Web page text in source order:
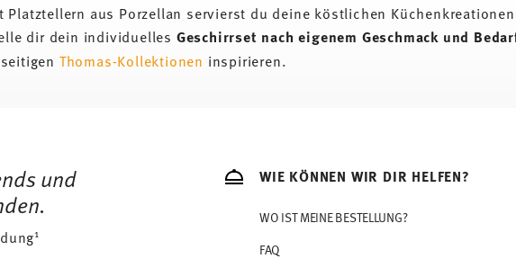
aus Porzellan servierst du deine köstlichen
dir dein individuelles Geschirrset nach eigenem Geschmack und
Thomas-Kollektionen inspirieren.
und
1
WIE KÖNNEN WIR DIR HELFEN?
WO IST MEINE BESTELLUNG?
FAQ